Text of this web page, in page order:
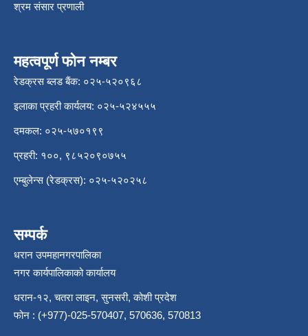
श्रम संसार प्रणाली
महत्वपूर्ण फोन नम्बर
रेडक्रस ब्लड बैंक: ०२५-५२०९६८
इलाका प्रहरी कार्यलय: ०२५-५२४५५५
दमकल: ०२५-५७०१९९
प्रहरी: १००, ९८५२०९०७५५
एम्बुलेन्स (रेडक्रस): ०२५-५२०२५८
सम्पर्क
धरान उपमहानगरपालिका
नगर कार्यपालिकाको कार्यालय
धरान-१२, चतरा लाइन, सुनसरी, कोशी प्रदेश
फोन : (+977)-025-570407, 570636, 570813